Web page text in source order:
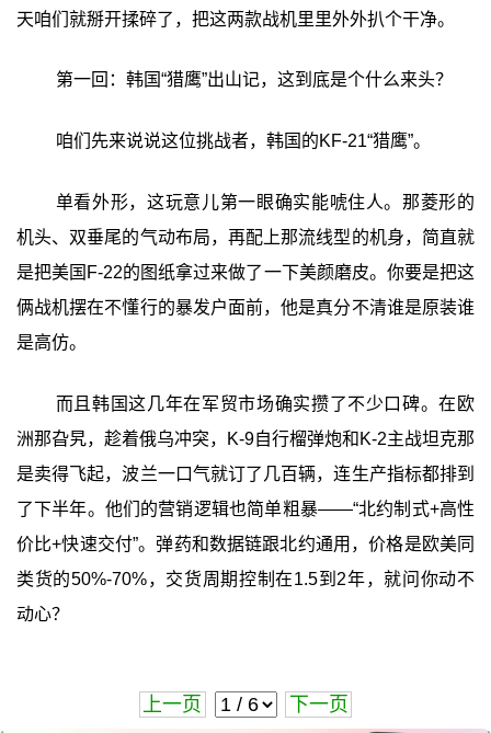
天咱们就掰开揉碎了，把这两款战机里里外外扒个干净。
第一回：韩国“猎鹰”出山记，这到底是个什么来头？
咱们先来说说这位挑战者，韩国的KF-21“猎鹰”。
单看外形，这玩意儿第一眼确实能唬住人。那菱形的
机头、双垂尾的气动布局，再配上那流线型的机身，简直就
是把美国F-22的图纸拿过来做了一下美颜磨皮。你要是把这
俩战机摆在不懂行的暴发户面前，他是真分不清谁是原装谁
是高仿。
而且韩国这几年在军贸市场确实攒了不少口碑。在欧
洲那旮旯，趁着俄乌冲突，K-9自行榴弹炮和K-2主战坦克那
是卖得飞起，波兰一口气就订了几百辆，连生产指标都排到
了下半年。他们的营销逻辑也简单粗暴——“北约制式+高性
价比+快速交付”。弹药和数据链跟北约通用，价格是欧美同
类货的50%-70%，交货周期控制在1.5到2年，就问你动不
动心？
上一页 下一页